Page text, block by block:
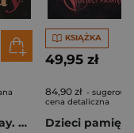
Projekt. Cosplay. Tom 14
KSIĄŻKA
49,95 zł
84,90 zł -
cena detaliczna
Dzieci pamięci